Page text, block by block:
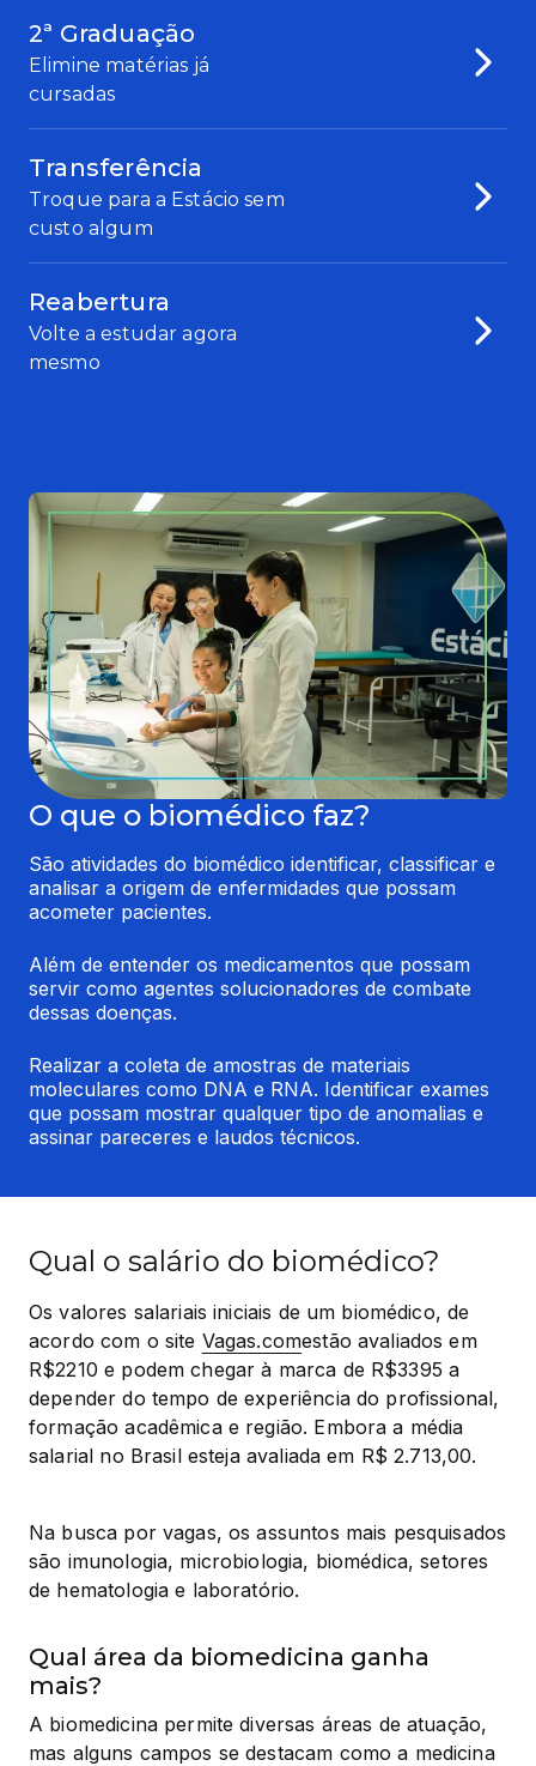
2ª Graduação
Elimine matérias já
cursadas
Transferência
Troque para a Estácio sem
custo algum
Reabertura
Volte a estudar agora
mesmo
O que o biomédico faz?
São atividades do biomédico identificar, classificar e
analisar a origem de enfermidades que possam
acometer pacientes.
Além de entender os medicamentos que possam
servir como agentes solucionadores de combate
dessas doenças.
Realizar a coleta de amostras de materiais
moleculares como DNA e RNA. Identificar exames
que possam mostrar qualquer tipo de anomalias e
assinar pareceres e laudos técnicos.
Qual o salário do biomédico?
Os valores salariais iniciais de um biomédico, de
acordo com o site Vagas.comestão avaliados em
R$2210 e podem chegar à marca de R$3395 a
depender do tempo de experiência do profissional,
formação acadêmica e região. Embora a média
salarial no Brasil esteja avaliada em R$ 2.713,00.
Na busca por vagas, os assuntos mais pesquisados
são imunologia, microbiologia, biomédica, setores
de hematologia e laboratório.
Qual área da biomedicina ganha
mais?
A biomedicina permite diversas áreas de atuação,
mas alguns campos se destacam como a medicina